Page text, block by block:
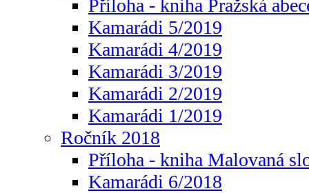
Příloha - kniha Pražská
Kamarádi 5/2019
Kamarádi 4/2019
Kamarádi 3/2019
Kamarádi 2/2019
Kamarádi 1/2019
Ročník 2018
Příloha - kniha Malovaná
Kamarádi 6/2018